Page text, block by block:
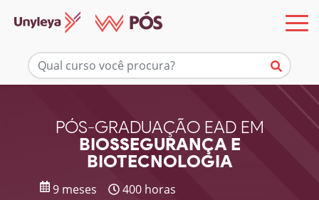
PÓS-GRADUAÇÃO EAD EM
BIOSSEGURANÇA E
BIOTECNOLOGIA
9 meses 400 horas
Mais informações